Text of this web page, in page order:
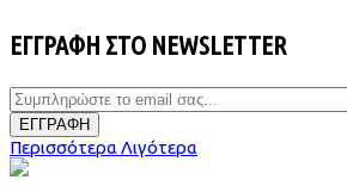
ΕΓΓΡΑΦΗ ΣΤΟ NEWSLETTER
ΕΓΓΡΑΦΗ
Περισσότερα Λιγότερα